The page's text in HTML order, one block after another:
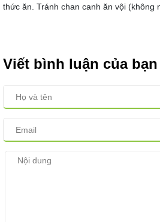
thức ăn. Tránh chan canh ăn vội (không
Viết bình luận của bạn